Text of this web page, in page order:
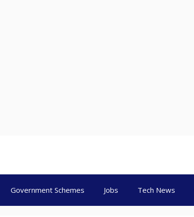
Government Schemes Jobs Tech News